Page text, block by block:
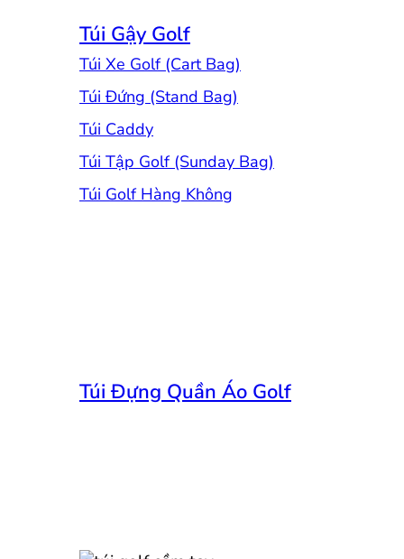
Túi Gậy Golf
Túi Xe Golf (Cart Bag)
Túi Đứng (Stand Bag)
Túi Caddy
Túi Tập Golf (Sunday Bag)
Túi Golf Hàng Không
Túi Đựng Quần Áo Golf